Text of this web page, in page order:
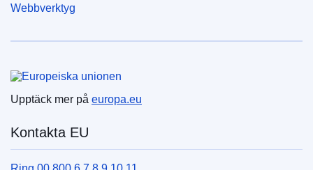
Webbverktyg
Upptäck mer på europa.eu
Kontakta EU